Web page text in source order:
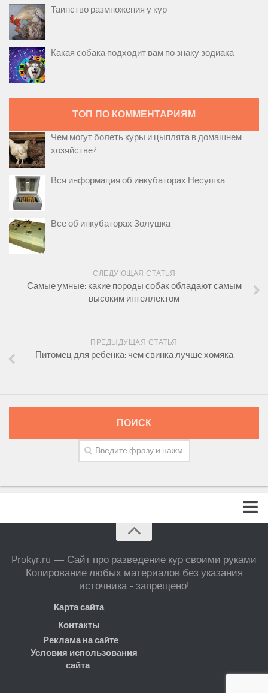
Таинство размножения у кур
Какая собака подходит вам по знаку зодиака
ТОП ПО КОММЕНТАРИЯМ
Чем могут болеть куры и цыплята в домашнем
хозяйстве?
Вся информация об инкубаторах Несушка
Все об инкубаторах Золушка
СЛЕДУЮЩАЯ СТАТЬЯ
Самые умные: какие породы собак обладают самым
высоким интеллектом
ПРЕДЫДУЩАЯ СТАТЬЯ
Питомец для ребенка: чем свинка лучше хомяка
ПОИСК
Prokyr.ru — Сайт про разведение кур своими руками
Копирование любых материалов без указания
источника - запрещено!
Карта сайта
Контакты
Реклама на сайте
Условия использования
сайта